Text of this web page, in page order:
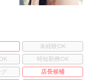
未経験OK
時短勤務OK
グ
店長候補